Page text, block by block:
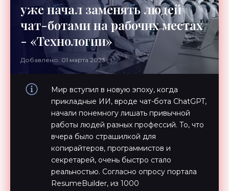
уже начал заменять людей
чат-ботами на рабочих местах
- «Технологии»
Добавлено: 01 марта 2023
Мир вступил в новую эпоху, когда
прикладные ИИ, вроде чат-бота ChatGPT,
начали понемногу лишать привычной
работы людей разных профессий. То, что
вчера было страшилкой для
копирайтеров, программистов и
секретарей, очень быстро стало
реальностью. Согласно опросу портала
ResumeBuilder, из 1000